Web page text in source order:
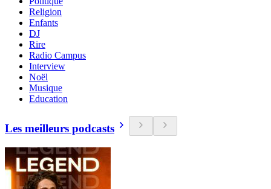
Religion
Enfants
DJ
Rire
Radio Campus
Interview
Noël
Musique
Education
Les meilleurs podcasts